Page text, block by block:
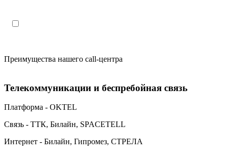
Преимущества нашего call-центра
Телекоммуникации и беспребойная связь
Платформа - OKTEL
Связь - ТТК, Билайн, SPACETELL
Интернет - Билайн, Гипромез, СТРЕЛА